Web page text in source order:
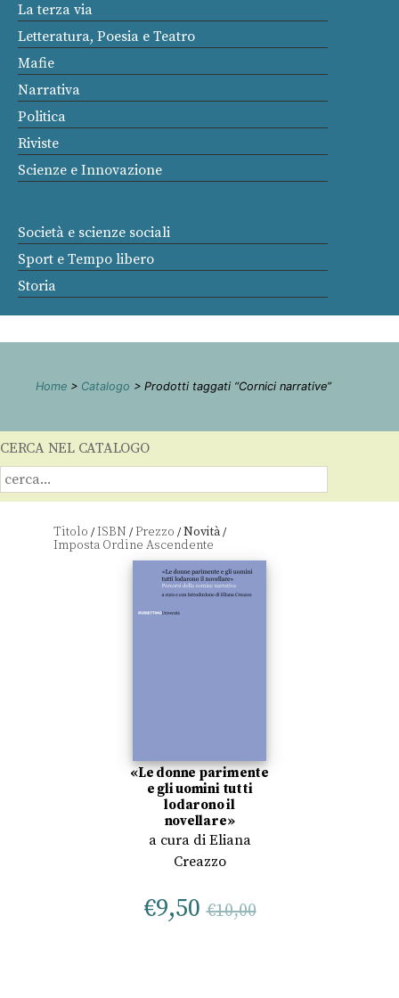
La terza via
Letteratura, Poesia e Teatro
Mafie
Narrativa
Politica
Riviste
Scienze e Innovazione
Società e scienze sociali
Sport e Tempo libero
Storia
Home > Catalogo > Prodotti taggati “Cornici narrative”
CERCA NEL CATALOGO
Titolo /ISBN /Prezzo /Novità/
«Le donne parimente
e gli uomini tutti
lodarono il
novellare»
a cura di Eliana
Creazzo
€9,50 €10,00